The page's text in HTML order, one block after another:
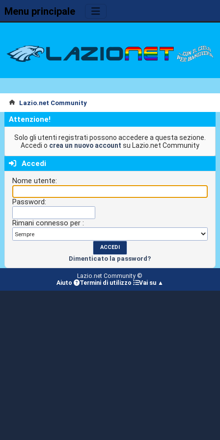
Menu principale
Lazio.net Community
Attenzione!
Solo gli utenti registrati possono accedere a questa sezione.
Accedi o crea un nuovo account su Lazio.net Community
Accedi
Nome utente:
Password:
Rimani connesso per :
Dimenticato la password?
Lazio.net Community ©
Aiuto
Termini di utilizzo Vai su ▲